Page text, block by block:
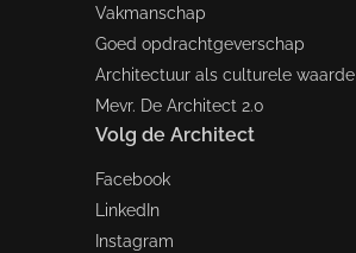
Vakmanschap
Goed opdrachtgeverschap
Architectuur als culturele waarde
Mevr. De Architect 2.0
Volg de Architect
Facebook
LinkedIn
Instagram